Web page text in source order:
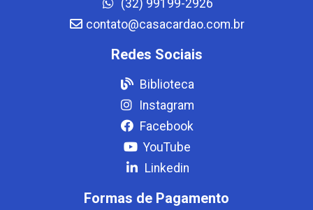
(32) 99199-2926
contato@casacardao.com.br
Redes Sociais
Biblioteca
Instagram
Facebook
YouTube
Linkedin
Formas de Pagamento